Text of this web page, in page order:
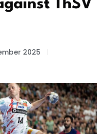
ThSV
2025